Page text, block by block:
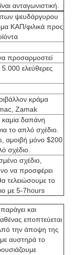
ανταγωνιστική.
ψευδάργυρου
ΚΑΠ/φιλικά προς
προσαρμοστεί
ελεύθερες
κράμα
Zamak
δαπάνη
το απλό σχέδιο.
αμοιβή μόνο $200
σχέδιο.
σχέδιο,
να προσφέρει
τελειώσουμε το
με 5-7hours
και
εποπτεύεται
την άποψη της
αυστηρά το